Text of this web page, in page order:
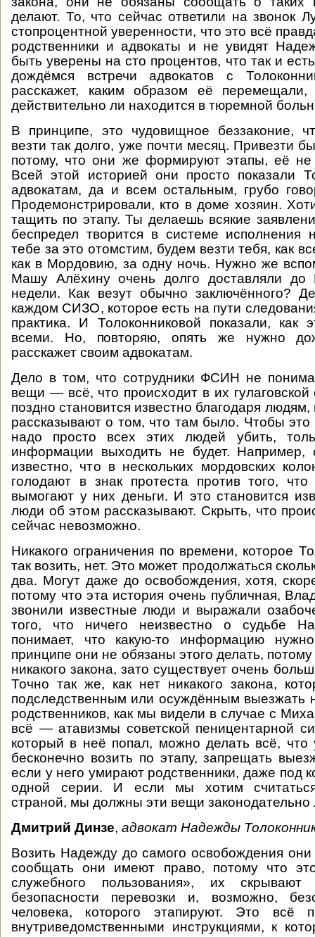
делают. То, что сейчас ответили на звонок
стопроцентной уверенности, что это всё
родственники и адвокаты и не увидят
быть уверены на сто процентов, что так и
дождёмся встречи адвокатов с
расскажет, каким образом её
действительно ли находится в тюремной
В принципе, это чудовищное беззаконие,
везти так долго, уже почти месяц. Привезти
потому, что они же формируют этапы, её не
Всей этой историей они просто показали
адвокатам, да и всем остальным, грубо
Продемонстрировали, кто в доме хозяин.
тащить по этапу. Ты делаешь всякие
беспредел творится в системе исполнения
тебе за это отомстим, будем везти тебя, как
как в Мордовию, за одну ночь. Нужно же
Машу Алёхину очень долго доставляли до
недели. Как везут обычно заключённого?
каждом СИЗО, которое есть на пути
практика. И Толоконниковой показали, как
всеми. Но, повторяю, опять же нужно
расскажет своим адвокатам.
Дело в том, что сотрудники ФСИН не
вещи — всё, что происходит в их
поздно становится известно благодаря
рассказывают о том, что там было. Чтобы это
надо просто всех этих людей убить,
информации выходить не будет. Например,
известно, что в нескольких мордовских
голодают в знак протеста против того,
вымогают у них деньги. И это становится
люди об этом рассказывают. Скрыть, что
сейчас невозможно.
Никакого ограничения по времени, которое
так возить, нет. Это может продолжаться
два. Могут даже до освобождения, хотя,
потому что эта история очень публичная,
звонили известные люди и выражали
того, что ничего неизвестно о судьбе
понимает, что какую-то информацию
принципе они не обязаны этого делать,
никакого закона, зато существует очень
Точно так же, как нет никакого закона,
подследственным или осуждённым выезжать
родственников, как мы видели в случае с
всё — атавизмы советской пеницентарной
который в неё попал, можно делать всё, что
бесконечно возить по этапу, запрещать
если у него умирают родственники, даже под
одной серии. И если мы хотим считаться
страной, мы должны эти вещи законодательно
Дмитрий Динзе, адвокат Надежды
Возить Надежду до самого освобождения
сообщать они имеют право, потому что
служебного пользования», их
безопасности перевозки и, возможно,
человека, которого этапируют. Это всё
внутриведомственными инструкциями, к